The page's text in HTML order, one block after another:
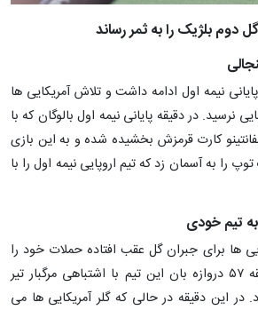
دوم بلژیک را به ثمر رساند
نیمه اول ادامه داشت و تلاش آمریکایی ها
نرسید. در دقیقه پایانی نیمه اول بالوگان که با
کارت قرمزش بخشیده شده و به این بازی
را به آسمان زد که تیم اروپایی نیمه اول را با
تیم خودی
ها برای جبران گل عقب افتاده حملات خود را
افزایش دادند اما در دقیقه ۵۷ دروازه بان این تیم با اشتباهی مرگبار تیر
این دقیقه در حالی که گلر آمریکایی ها می